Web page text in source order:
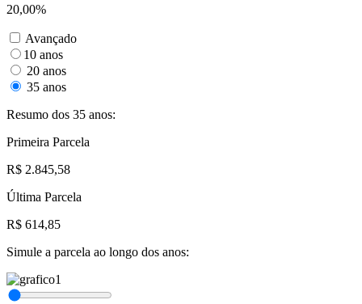
20,00%
Avançado
10 anos
20 anos
35 anos
Resumo dos 35 anos:
Primeira Parcela
R$ 2.845,58
Última Parcela
R$ 614,85
Simule a parcela ao longo dos anos: